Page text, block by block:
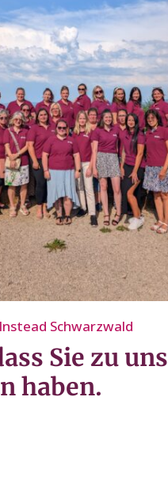
Schwarzwald
Sie zu uns
haben.